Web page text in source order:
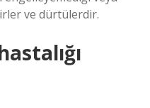
ve dürtülerdir.